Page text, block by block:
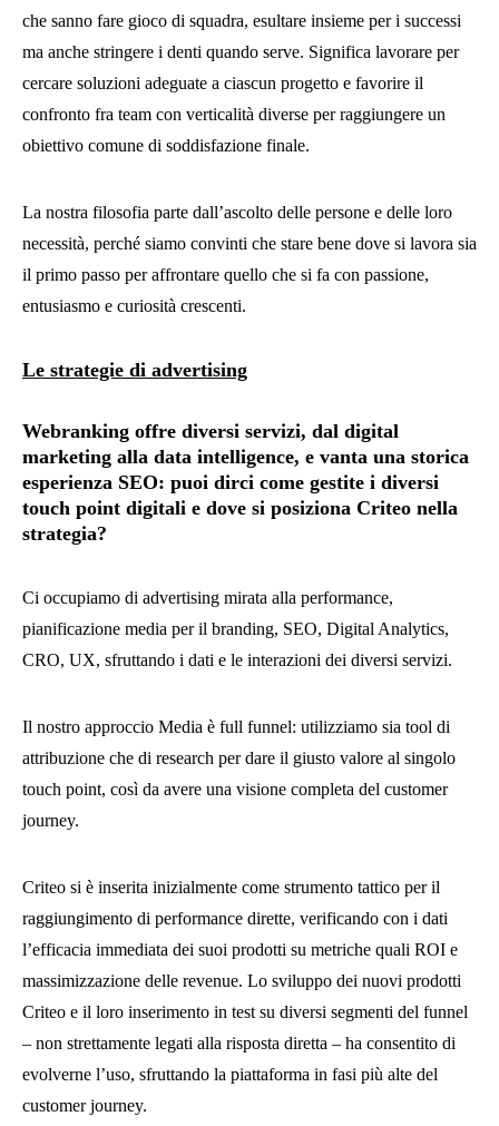
che sanno fare gioco di squadra, esultare insieme per i successi
ma anche stringere i denti quando serve. Significa lavorare per
cercare soluzioni adeguate a ciascun progetto e favorire il
confronto fra team con verticalità diverse per raggiungere un
obiettivo comune di soddisfazione finale.
La nostra filosofia parte dall’ascolto delle persone e delle loro
necessità, perché siamo convinti che stare bene dove si lavora sia
il primo passo per affrontare quello che si fa con passione,
entusiasmo e curiosità crescenti.
Le strategie di advertising
Webranking offre diversi servizi, dal digital
marketing alla data intelligence, e vanta una storica
esperienza SEO: puoi dirci come gestite i diversi
touch point digitali e dove si posiziona Criteo nella
strategia?
Ci occupiamo di advertising mirata alla performance,
pianificazione media per il branding, SEO, Digital Analytics,
CRO, UX, sfruttando i dati e le interazioni dei diversi servizi.
Il nostro approccio Media è full funnel: utilizziamo sia tool di
attribuzione che di research per dare il giusto valore al singolo
touch point, così da avere una visione completa del customer
journey.
Criteo si è inserita inizialmente come strumento tattico per il
raggiungimento di performance dirette, verificando con i dati
l’efficacia immediata dei suoi prodotti su metriche quali ROI e
massimizzazione delle revenue. Lo sviluppo dei nuovi prodotti
Criteo e il loro inserimento in test su diversi segmenti del funnel
– non strettamente legati alla risposta diretta – ha consentito di
evolverne l’uso, sfruttando la piattaforma in fasi più alte del
customer journey.